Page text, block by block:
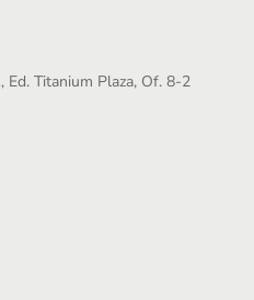
Ed. Titanium Plaza, Of. 8-2